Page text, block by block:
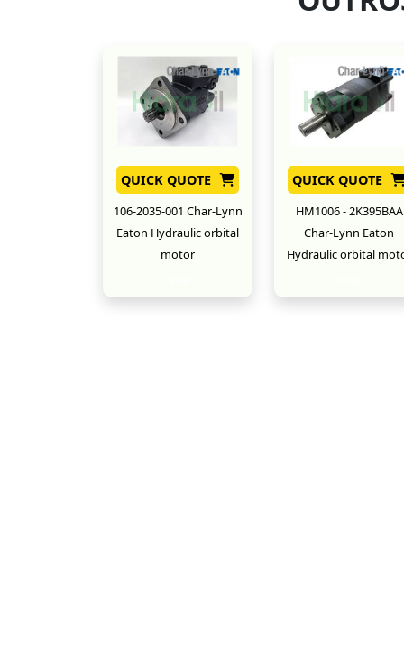
QUICK QUOTE
106-2035-001 Char-Lynn
Eaton Hydraulic orbital
motor
QUICK QUOTE
HM1006 - 2K395BAA
Char-Lynn Eaton
Hydraulic orbital